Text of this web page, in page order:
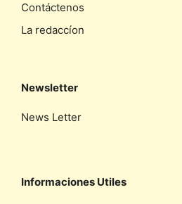
Contáctenos
La redaccíon
Newsletter
News Letter
Informaciones Utiles